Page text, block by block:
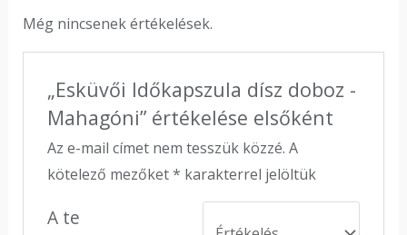
Még nincsenek értékelések.
„Esküvői Időkapszula dísz doboz -
Mahagóni” értékelése elsőként
Az e-mail címet nem tesszük közzé. A
kötelező mezőket* karakterrel jelöltük
A te